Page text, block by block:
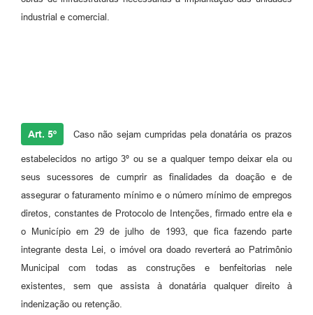
industrial e comercial.
Art. 5º Caso não sejam cumpridas pela donatária os prazos
estabelecidos no artigo 3º ou se a qualquer tempo deixar ela ou
seus sucessores de cumprir as finalidades da doação e de
assegurar o faturamento mínimo e o número mínimo de empregos
diretos, constantes de Protocolo de Intenções, firmado entre ela e
o Município em 29 de julho de 1993, que fica fazendo parte
integrante desta Lei, o imóvel ora doado reverterá ao Patrimônio
Municipal com todas as construções e benfeitorias nele
existentes, sem que assista à donatária qualquer direito à
indenização ou retenção.